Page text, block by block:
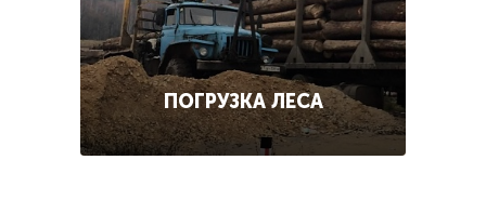
ПОГРУЗКА ЛЕСА